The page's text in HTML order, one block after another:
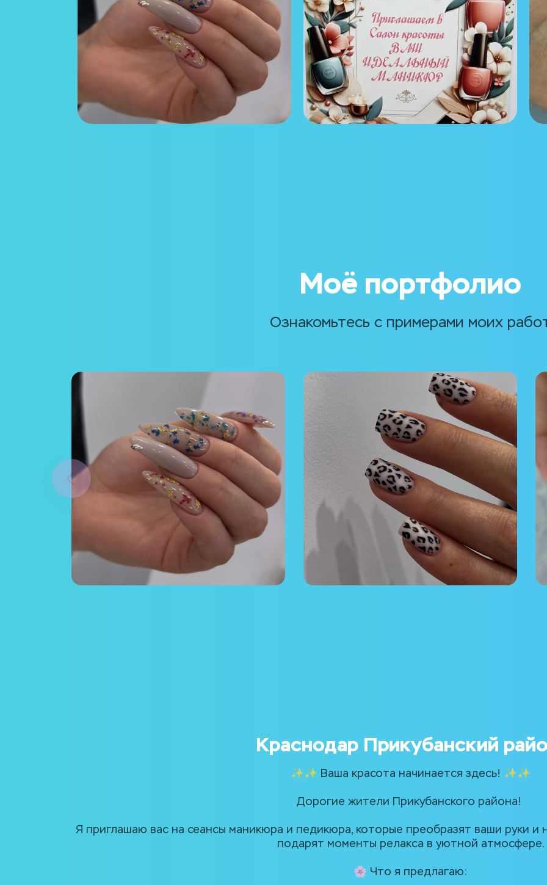
Моё портфолио
Ознакомьтесь с примерами моих
Краснодар Прикубанский
✨✨ Ваша красота начинается здесь! ✨✨
Дорогие жители Прикубанского района!
Я приглашаю вас на сеансы маникюра и педикюра, которые преобразят ваши руки и
подарят моменты релакса в уютной атмосфере.
🌸 Что я предлагаю: